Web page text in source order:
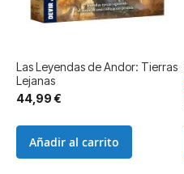
Las Leyendas de Andor: Tierras
Lejanas
44,99 €
Añadir al carrito